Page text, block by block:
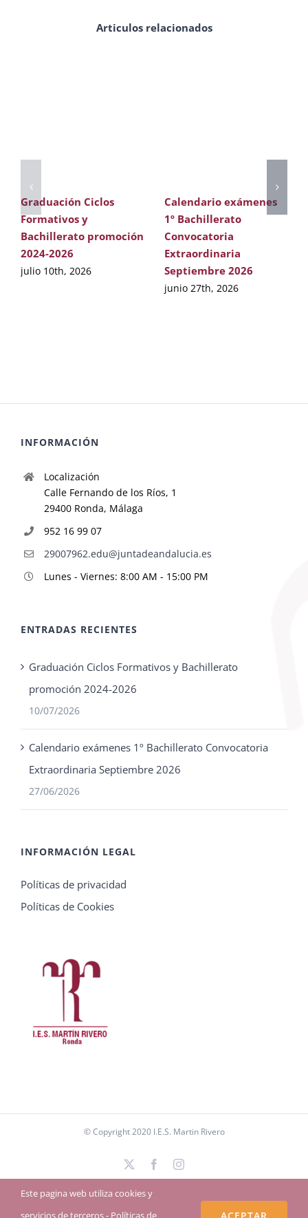
Articulos relacionados
Graduación Ciclos
Formativos y
Bachillerato promoción
2024-2026
julio 10th, 2026
Calendario exámenes
1º Bachillerato
Convocatoria
Extraordinaria
Septiembre 2026
junio 27th, 2026
INFORMACIÓN
Localización
Calle Fernando de los Ríos, 1
29400 Ronda, Málaga
952 16 99 07
29007962.edu@juntadeandalucia.es
Lunes - Viernes: 8:00 AM - 15:00 PM
ENTRADAS RECIENTES
Graduación Ciclos Formativos y Bachillerato
promoción 2024-2026
10/07/2026
Calendario exámenes 1º Bachillerato Convocatoria
Extraordinaria Septiembre 2026
27/06/2026
INFORMACIÓN LEGAL
Políticas de privacidad
Políticas de Cookies
© Copyright 2020 I.E.S. Martin Rivero
FacebookInstagram
Este pagina web utiliza cookies y
servicios de terceros - Políticas de